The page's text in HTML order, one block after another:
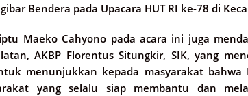
Bendera pada Upacara HUT RI ke-78 di
Maeko Cahyono pada acara ini juga
AKBP Florentus Situngkir, SIK, yang
menunjukkan kepada masyarakat bahwa
yang selalu siap membantu dan